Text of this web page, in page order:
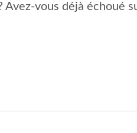
vous déjà échoué